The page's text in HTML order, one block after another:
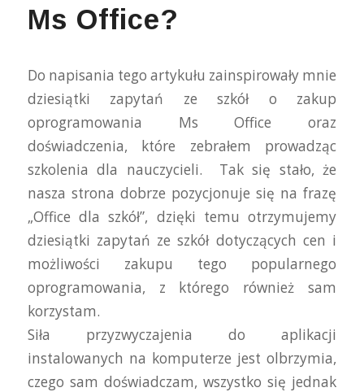
Ms Office?
Do napisania tego artykułu zainspirowały mnie
dziesiątki zapytań ze szkół o zakup
oprogramowania Ms Office oraz
doświadczenia, które zebrałem prowadząc
szkolenia dla nauczycieli.
Tak się stało, że
nasza strona dobrze pozycjonuje się na frazę
„Office dla szkół”, dzięki temu otrzymujemy
dziesiątki zapytań ze szkół dotyczących cen i
możliwości zakupu tego popularnego
oprogramowania, z którego również sam
korzystam.
Siła przyzwyczajenia do aplikacji
instalowanych na komputerze jest olbrzymia,
czego sam doświadczam, wszystko się jednak